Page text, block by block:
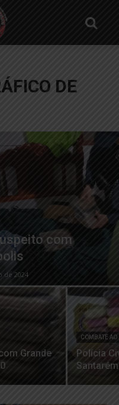
DE
com
de 2024
Grande
COMBATE AO
Polícia
Santarém